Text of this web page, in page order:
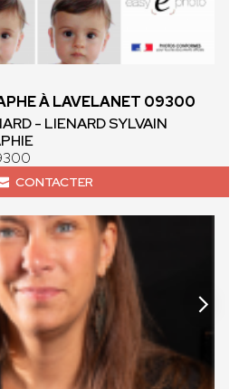
À LAVELANET 09300
- LIENARD SYLVAIN
CONTACTER